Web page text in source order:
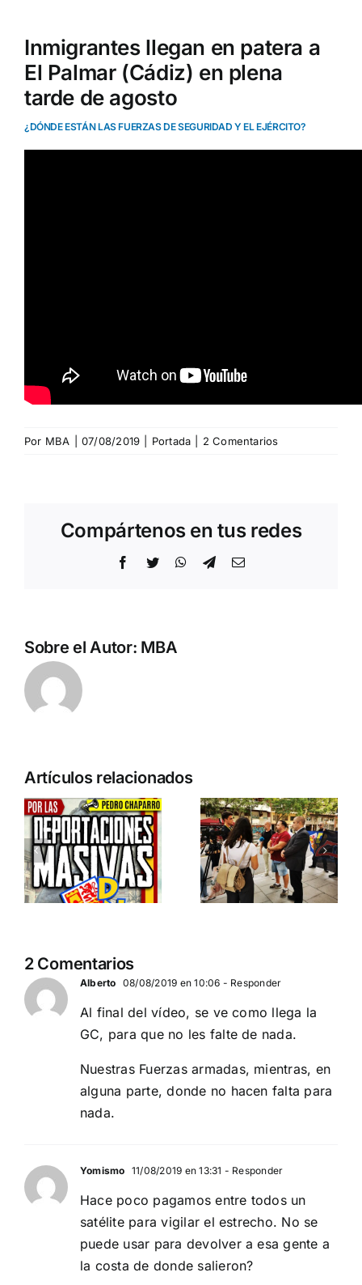
Inmigrantes llegan en patera a
El Palmar (Cádiz) en plena
tarde de agosto
¿DÓNDE ESTÁN LAS FUERZAS DE SEGURIDAD Y EL EJÉRCITO?
Por MBA 07/08/2019 Portada 2 Comentarios
Compártenos en tus redes
Facebook
Twitter WhatsApp
TelegramCorreo
Sobre el Autor: MBA
Artículos relacionados
Acto en
Barcelona:
España y
Serbia
contra el
separatismo
EN BARCELONA
acto DN
contra la
invasión
migratoria
y el gran
2 Comentarios
Alberto 08/08/2019 en 10:06 - Responder
Al final del vídeo, se ve como llega la
GC, para que no les falte de nada.
Nuestras Fuerzas armadas, mientras, en
alguna parte, donde no hacen falta para
nada.
Yomismo 11/08/2019 en 13:31 - Responder
Hace poco pagamos entre todos un
satélite para vigilar el estrecho. No se
puede usar para devolver a esa gente a
la costa de donde salieron?